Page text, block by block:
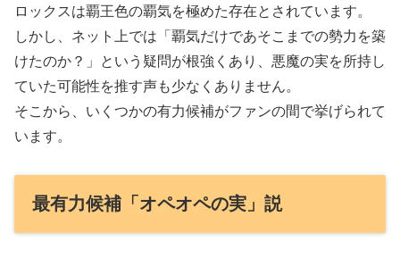
ロックスは覇王色の覇気を極めた存在とされています。
しかし、ネット上では「覇気だけであそこまでの勢力を築
けたのか？」という疑問が根強くあり、悪魔の実を所持し
ていた可能性を推す声も少なくありません。
そこから、いくつかの有力候補がファンの間で挙げられて
います。
最有力候補「オペオペの実」説